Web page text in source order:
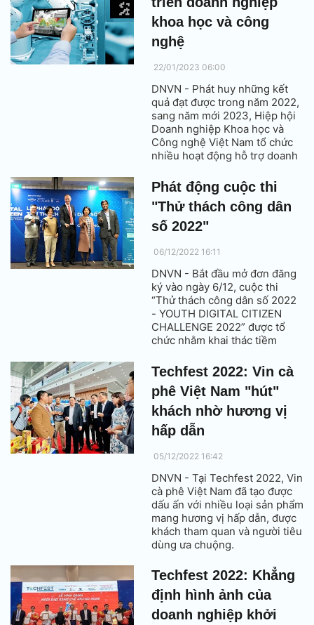
và đổi mới sáng tạo để tăng
tốc và phát triển bền vững.
khoa học và công
nghệ
22/01/2023 06:00
DNVN - Phát huy những kết
quả đạt được trong năm 2022,
sang năm mới 2023, Hiệp hội
Doanh nghiệp Khoa học và
Công nghệ Việt Nam tổ chức
nhiều hoạt động hỗ trợ doanh
quả nghiên cứu khoa học, tăng
cường hợp tác với các đối tác
chiến lược, quốc gia tiên tiến
về khoa học - công nghệ.
Phát động cuộc thi
"Thử thách công dân
số 2022"
06/12/2022 16:11
DNVN - Bắt đầu mở đơn đăng
ký vào ngày 6/12, cuộc thi
“Thử thách công dân số 2022
- YOUTH DIGITAL CITIZEN
CHALLENGE 2022” được tổ
chức nhằm khai thác tiềm
sức mạnh của công nghệ.
Techfest 2022: Vin cà
phê Việt Nam "hút"
khách nhờ hương vị
hấp dẫn
05/12/2022 16:42
DNVN - Tại Techfest 2022, Vin
cà phê Việt Nam đã tạo được
dấu ấn với nhiều loại sản phẩm
mang hương vị hấp dẫn, được
khách tham quan và người tiêu
dùng ưa chuộng.
Techfest 2022: Khẳng
định hình ảnh của
doanh nghiệp khởi